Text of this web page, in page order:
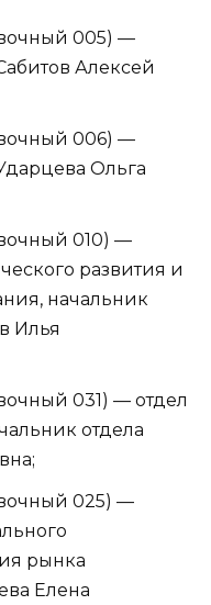
005) —
Алексей
006) —
Ольга
010) —
развития и
начальник
Илья
031) — отдел
отдела
025) —
рынка
Елена